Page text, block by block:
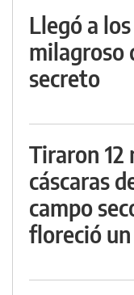
Llegó a
milagroso
secreto
Tiraron 12
cáscaras
campo
floreció